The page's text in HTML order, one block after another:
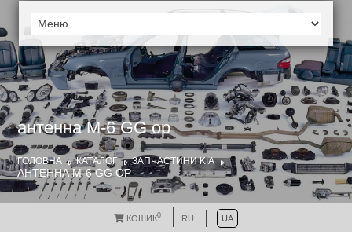
антенна M-6 GG ор
ГОЛОВНА КАТАЛОГ ЗАПЧАСТИНИ KIA
АНТЕННА M-6 GG ОР
КОШИК0 RU UA